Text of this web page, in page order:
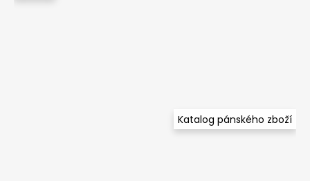
Katalog pánského zboží